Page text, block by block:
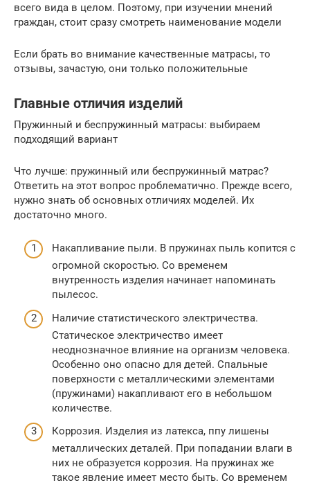
всего вида в целом. Поэтому, при изучении мнений
граждан, стоит сразу смотреть наименование модели
Если брать во внимание качественные матрасы, то
отзывы, зачастую, они только положительные
Главные отличия изделий
Пружинный и беспружинный матрасы: выбираем
подходящий вариант
Что лучше: пружинный или беспружинный матрас?
Ответить на этот вопрос проблематично. Прежде всего,
нужно знать об основных отличиях моделей. Их
достаточно много.
Накапливание пыли. В пружинах пыль копится с
огромной скоростью. Со временем
внутренность изделия начинает напоминать
пылесос.
Наличие статистического электричества.
Статическое электричество имеет
неоднозначное влияние на организм человека.
Особенно оно опасно для детей. Спальные
поверхности с металлическими элементами
(пружинами) накапливают его в небольшом
количестве.
Коррозия. Изделия из латекса, ппу лишены
металлических деталей. При попадании влаги в
них не образуется коррозия. На пружинах же
такое явление имеет место быть. Со временем